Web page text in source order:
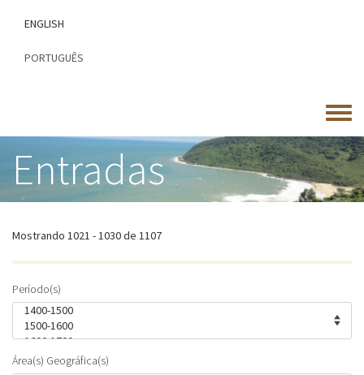
conteúdo
ENGLISH
PORTUGUÊS
Toggle
menu
Entradas
Mostrando 1021 - 1030 de 1107
Período(s)
Área(s) Geográfica(s)